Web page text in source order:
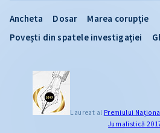
Ancheta Dosar
Marea corupție
Povești din spatele investigației
Laureat al Premiului
Jurnalistică